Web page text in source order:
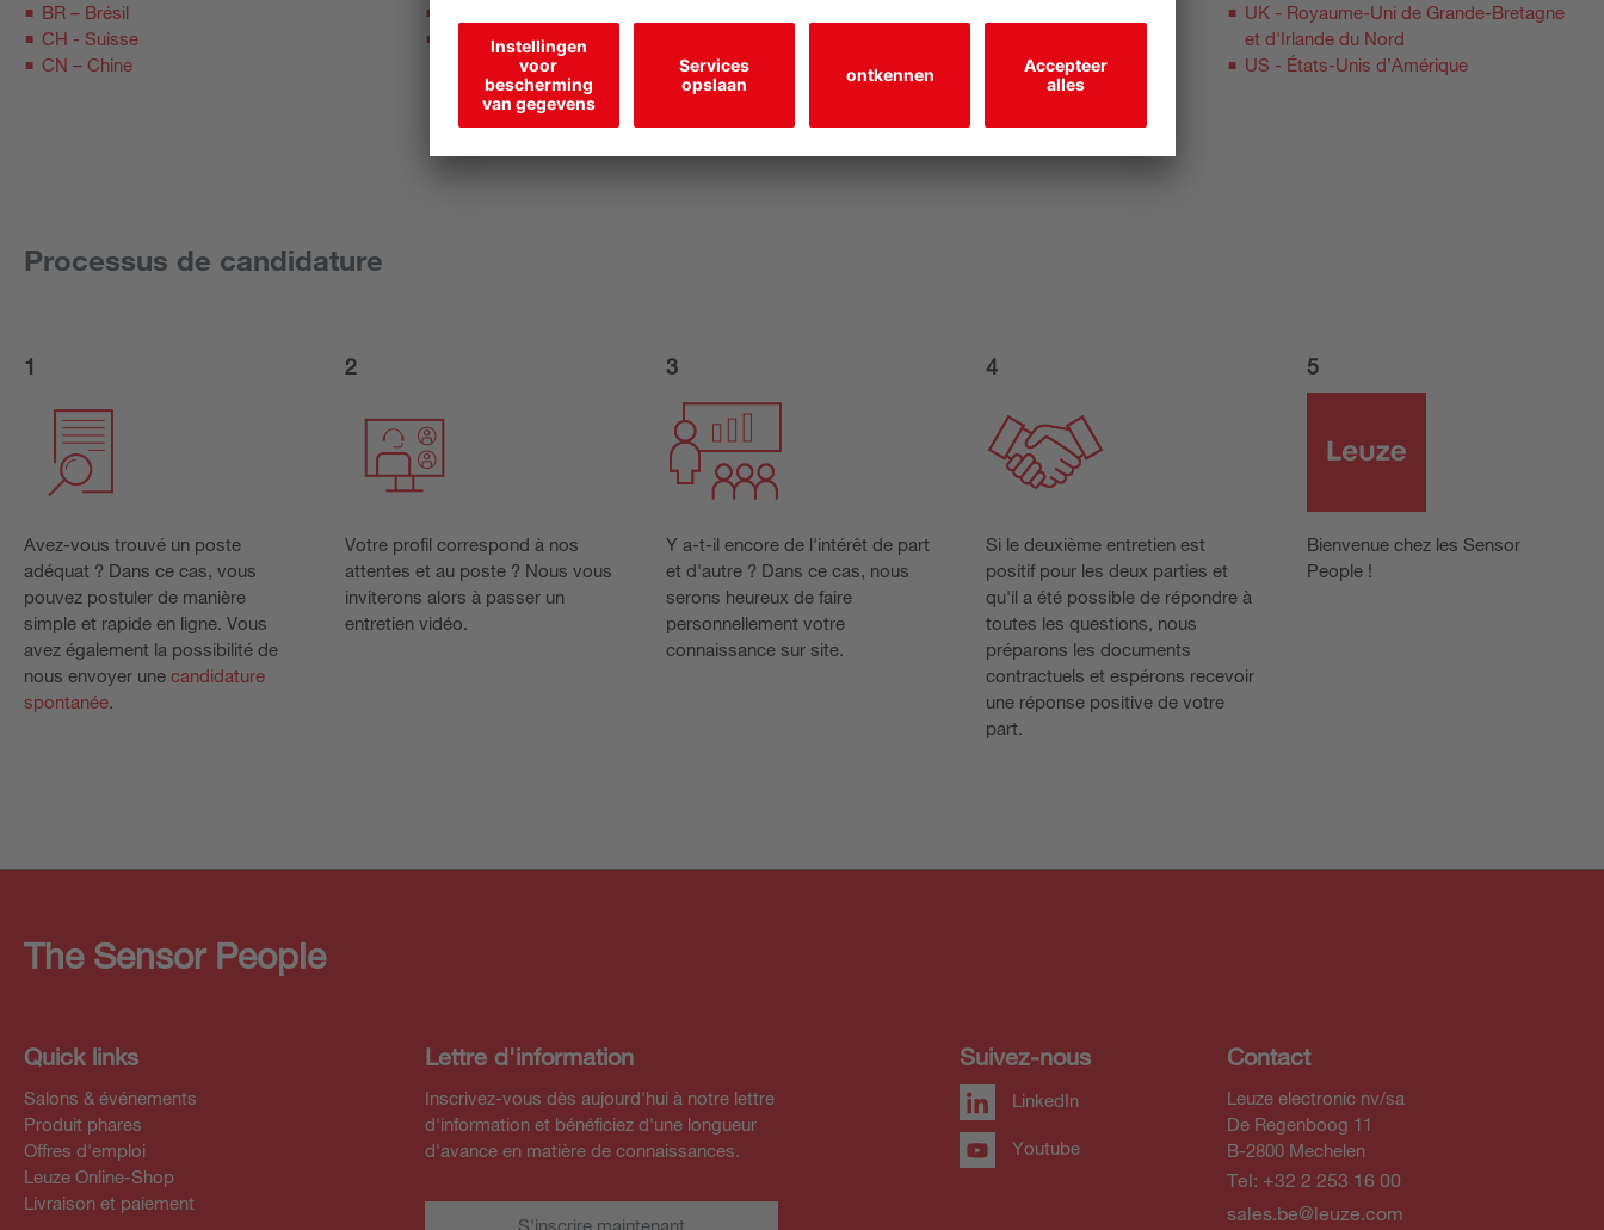
BR – Brésil
CH - Suisse
CN – Chine
FR - France
UK - Royaume-Uni de Grande-Bretagne
et d'Irlande du Nord
US - États-Unis d’Amérique
Processus de candidature
1
Avez-vous trouvé un poste
adéquat ? Dans ce cas, vous
pouvez postuler de manière
simple et rapide en ligne. Vous
avez également la possibilité de
nous envoyer une candidature
spontanée.
2
Votre profil correspond à nos
attentes et au poste ? Nous vous
inviterons alors à passer un
entretien vidéo.
3
Y a-t-il encore de l'intérêt de part
et d'autre ? Dans ce cas, nous
serons heureux de faire
personnellement votre
connaissance sur site.
4
Si le deuxième entretien est
positif pour les deux parties et
qu'il a été possible de répondre à
toutes les questions, nous
préparons les documents
contractuels et espérons recevoir
une réponse positive de votre
part.
5
Bienvenue chez les Sensor
People !
The Sensor People
Quick links
Salons & événements
Produit phares
Offres d'emploi
Leuze Online-Shop
Livraison et paiement
Lettre d'information
Inscrivez-vous dès aujourd'hui à notre lettre
d'information et bénéficiez d'une longueur
d'avance en matière de connaissances.
S'inscrire maintenant
Suivez-nous
LinkedIn
Youtube
Contact
Leuze electronic nv/sa
De Regenboog 11
B-2800 Mechelen
Tel: +32 2 253 16 00
sales.be@leuze.com